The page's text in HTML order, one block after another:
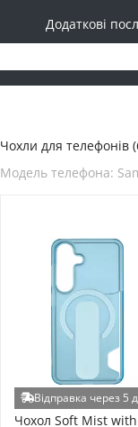
Додаткові
Чохли для телефонів
Модель телефона:
Відправка через 5
Чохол Soft Mist with